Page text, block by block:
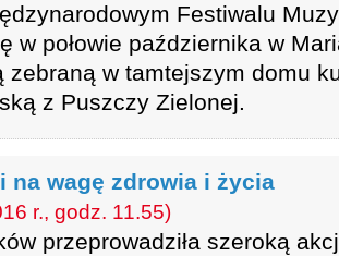
Festiwalu
w połowie października w
zebraną w tamtejszym domu
z Puszczy Zielonej.
na wagę zdrowia i życia
r., godz. 11.55)
przeprowadziła szeroką